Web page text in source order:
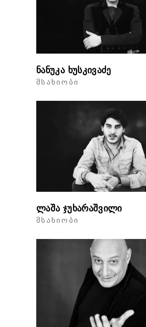
ნანუკა ხუსკივაძე
ᲛᲡᲐᲮᲘᲝᲑᲘ
ლაშა ჯუხარაშვილი
ᲛᲡᲐᲮᲘᲝᲑᲘ